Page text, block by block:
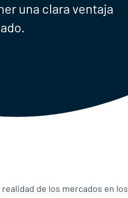
una clara ventaja
de los mercados en los